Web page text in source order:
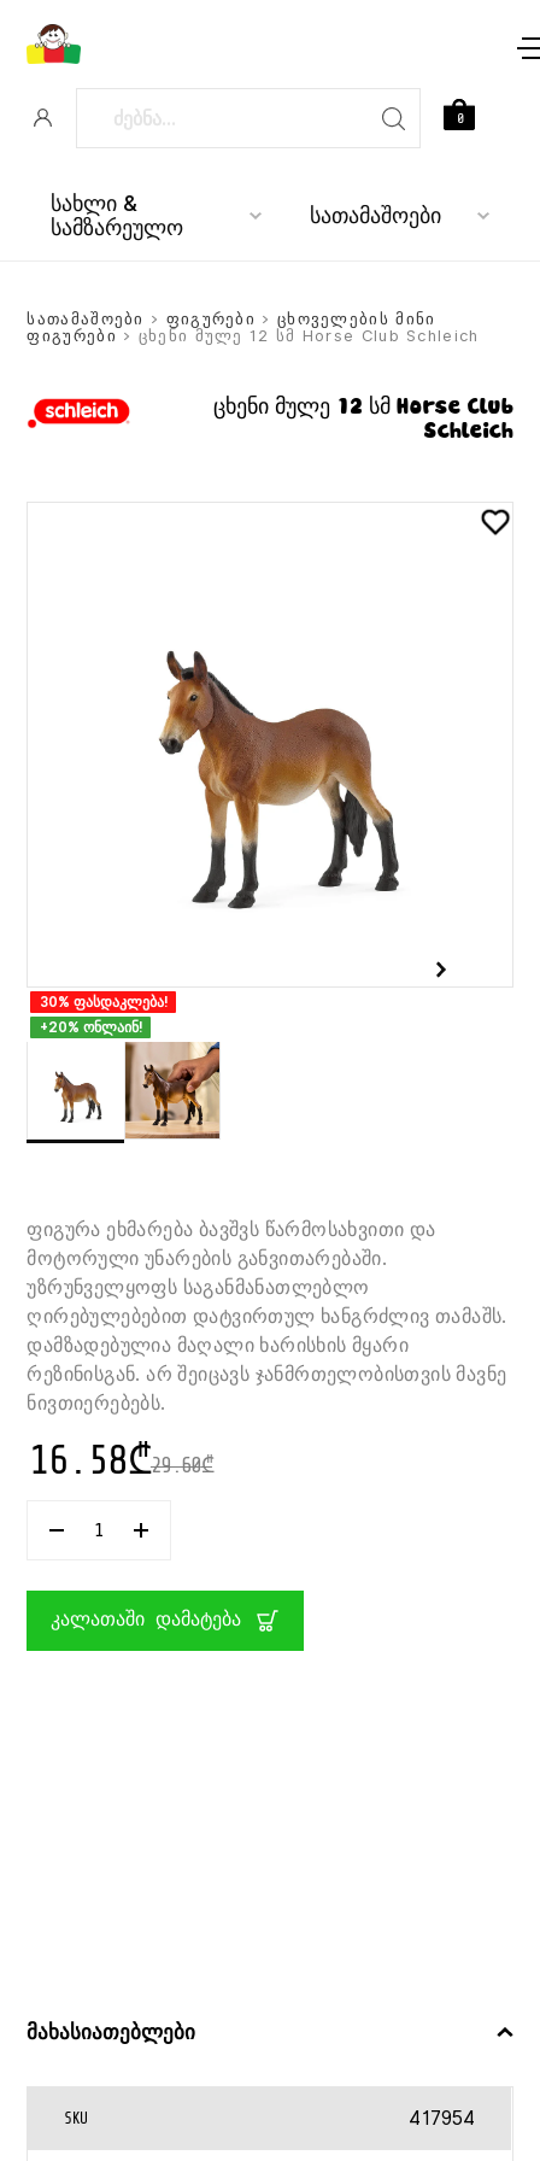
სახლი &
სამზარეულო სათამაშოები
0
სათამაშოები > ფიგურები > ცხოველების მინი
ფიგურები > ცხენი მულე 12 სმ Horse Club Schleich
ცხენი მულე 12 სმ Horse Club
Schleich
30% ფასდაკლება!
+20% ონლაინ!
ფიგურა ეხმარება ბავშვს წარმოსახვითი და
მოტორული უნარების განვითარებაში.
უზრუნველყოფს საგანმანათლებლო
ღირებულებებით დატვირთულ ხანგრძლივ თამაშს.
დამზადებულია მაღალი ხარისხის მყარი
რეზინისგან. არ შეიცავს ჯანმრთელობისთვის მავნე
ნივთიერებებს.
29.60₾
16.58₾
ᲠᲐᲝᲓᲔᲜᲝᲑᲐ:
12
HORSE
SCHLEICH
ᲙᲐᲚᲐᲗᲐᲨᲘ ᲓᲐᲛᲐᲢᲔᲑᲐ
მახასიათებლები
SKU 417954